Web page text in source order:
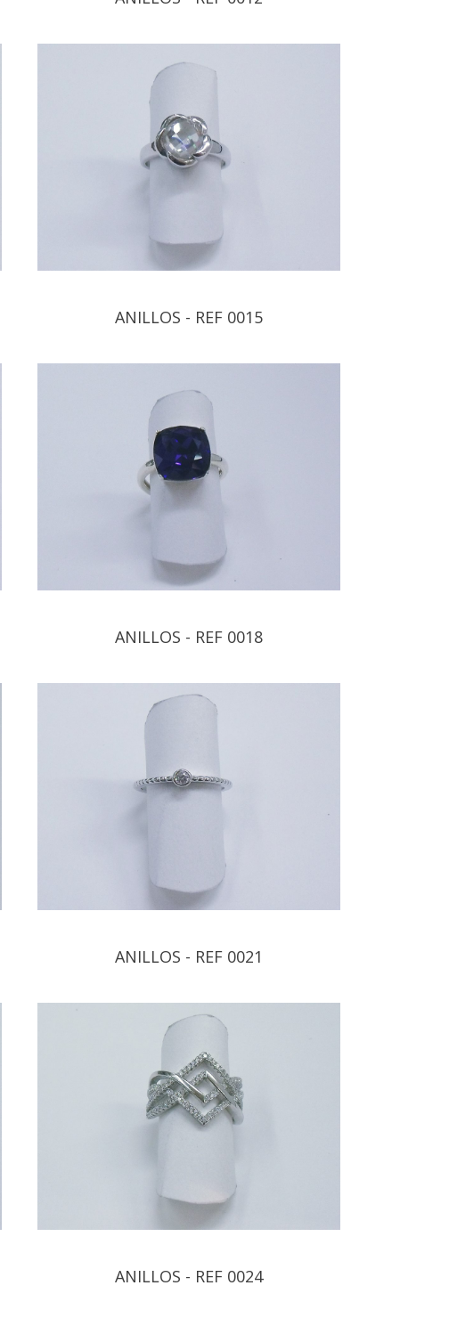
ANILLOS - REF 0015
ANILLOS - REF 0018
ANILLOS - REF 0021
ANILLOS - REF 0024